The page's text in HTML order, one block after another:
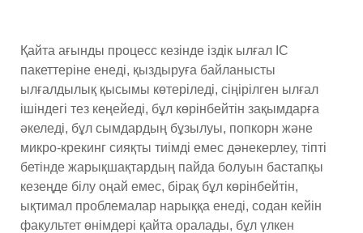
Қайта ағынды процесс кезінде іздік ылғал IC
пакеттеріне енеді, қыздыруға байланысты
ылғалдылық қысымы көтеріледі, сіңірілген ылғал
ішіндегі тез кеңейеді, бұл көрінбейтін зақымдарға
әкеледі, бұл сымдардың бұзылуы, попкорн және
микро-крекинг сияқты тиімді емес дәнекерлеу, тіпті
бетінде жарықшақтардың пайда болуын бастапқы
кезеңде білу оңай емес, бірақ бұл көрінбейтін,
ықтимал проблемалар нарыққа енеді, содан кейін
факультет өнімдері қайта оралады, бұл үлкен